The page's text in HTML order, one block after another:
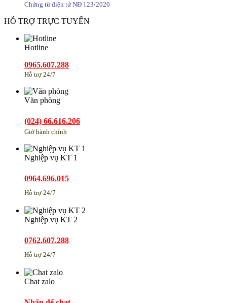
Chứng từ điện tử NĐ 123/2020
HỖ TRỢ TRỰC TUYẾN
Hotline
0965.607.288
Hỗ trợ 24/7
Văn phòng
(024) 66.616.206
Giờ hành chính
Nghiệp vụ KT 1
0964.696.015
Hỗ trợ 24/7
Nghiệp vụ KT 2
0762.607.288
Hỗ trợ 24/7
Chat zalo